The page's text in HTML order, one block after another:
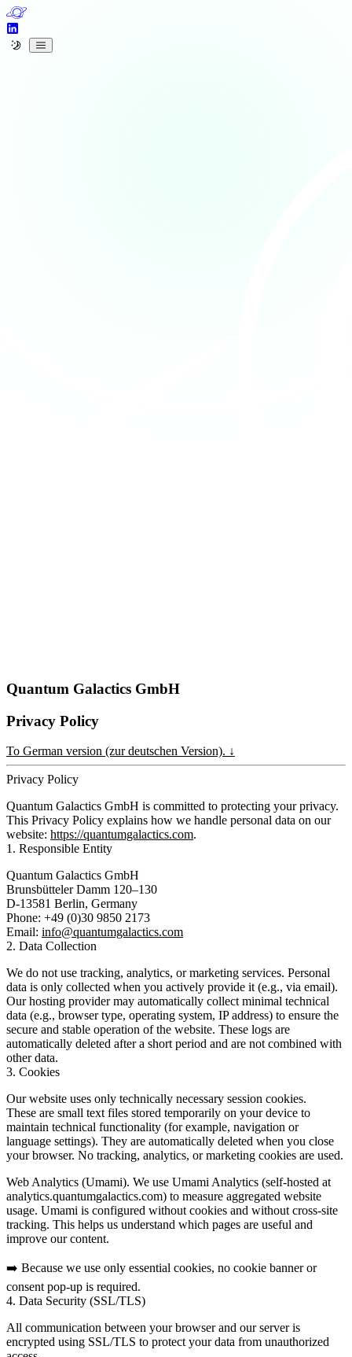
Quantum Galactics GmbH
Privacy Policy
To German version (zur deutschen Version). ↓
Privacy Policy
Quantum Galactics GmbH is committed to protecting your privacy.
This Privacy Policy explains how we handle personal data on our
website: https://quantumgalactics.com.
1. Responsible Entity
Quantum Galactics GmbH
Brunsbütteler Damm 120–130
D-13581 Berlin, Germany
Phone: +49 (0)30 9850 2173
Email: info@quantumgalactics.com
2. Data Collection
We do not use tracking, analytics, or marketing services. Personal
data is only collected when you actively provide it (e.g., via email).
Our hosting provider may automatically collect minimal technical
data (e.g., browser type, operating system, IP address) to ensure the
secure and stable operation of the website. These logs are
automatically deleted after a short period and are not combined with
other data.
3. Cookies
Our website uses only technically necessary session cookies.
These are small text files stored temporarily on your device to
maintain technical functionality (for example, navigation or
language settings). They are automatically deleted when you close
your browser. No tracking, analytics, or marketing cookies are used.
Web Analytics (Umami). We use Umami Analytics (self-hosted at
analytics.quantumgalactics.com) to measure aggregated website
usage. Umami is configured without cookies and without cross-site
tracking. This helps us understand which pages are useful and
improve our content.
➡️ Because we use only essential cookies, no cookie banner or
consent pop-up is required.
4. Data Security (SSL/TLS)
All communication between your browser and our server is
encrypted using SSL/TLS to protect your data from unauthorized